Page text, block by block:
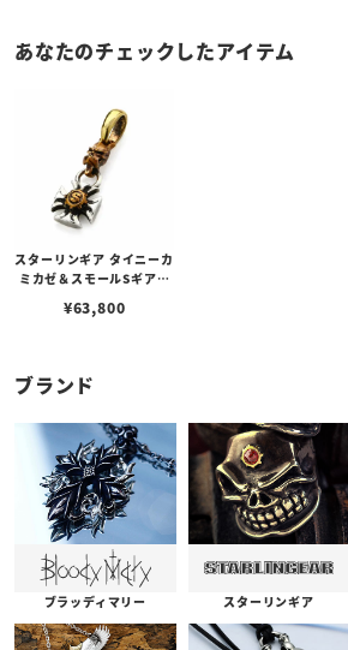
あなたのチェックしたアイテム
スターリンギア タイニーカ
ミカゼ＆スモールSギアモ
¥63,800
ブランド
ブラッディマリー スターリンギア